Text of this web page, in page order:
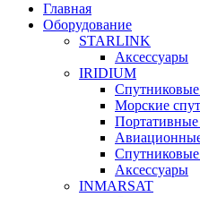
Главная
Оборудование
STARLINK
Аксессуары
IRIDIUM
Морские
Аксессуары
INMARSAT